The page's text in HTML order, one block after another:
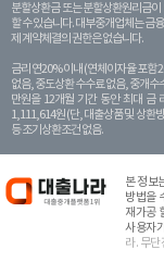
분할상환금 또는 분할상환원리금
할 수 있습니다. 대부중개업체는 금
제 계약체결의 권한은 없습니다.
금리 연20% 이내 (연체이자율 포함
없음, 중도상환 수수료 없음, 중개수
만원을 12개월 기간 동안 최대 금
1,111,614원 (단, 대출상품 및 상환
등 조기상환조건 없음.
본 정보
방법을
재가공
사용자
라. 무